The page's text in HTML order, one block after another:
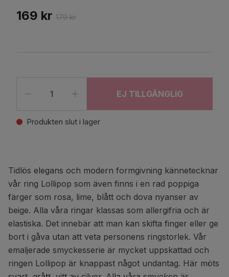
169 kr 179 kr
EJ TILLGÄNGLIG
Produkten slut i lager
Tidlös elegans och modern formgivning kännetecknar
vår ring Lollipop som även finns i en rad poppiga
färger som rosa, lime, blått och dova nyanser av
beige. Alla våra ringar klassas som allergifria och är
elastiska. Det innebär att man kan skifta finger eller ge
bort i gåva utan att veta personens ringstorlek. Vår
emaljerade smyckesserie är mycket uppskattad och
ringen Lollipop är knappast något undantag. Här möts